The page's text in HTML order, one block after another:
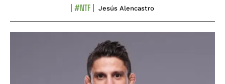
#NTF Jesús Alencastro